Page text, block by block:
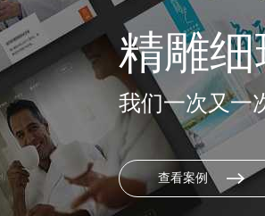
精雕
我们一次又一
查看案例